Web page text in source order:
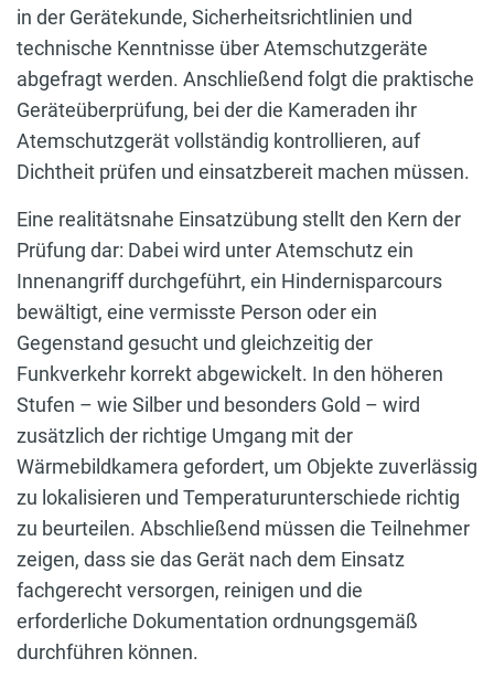
in der Gerätekunde, Sicherheitsrichtlinien und
technische Kenntnisse über Atemschutzgeräte
abgefragt werden. Anschließend folgt die praktische
Geräteüberprüfung, bei der die Kameraden ihr
Atemschutzgerät vollständig kontrollieren, auf
Dichtheit prüfen und einsatzbereit machen müssen.
Eine realitätsnahe Einsatzübung stellt den Kern der
Prüfung dar: Dabei wird unter Atemschutz ein
Innenangriff durchgeführt, ein Hindernisparcours
bewältigt, eine vermisste Person oder ein
Gegenstand gesucht und gleichzeitig der
Funkverkehr korrekt abgewickelt. In den höheren
Stufen – wie Silber und besonders Gold – wird
zusätzlich der richtige Umgang mit der
Wärmebildkamera gefordert, um Objekte zuverlässig
zu lokalisieren und Temperaturunterschiede richtig
zu beurteilen. Abschließend müssen die Teilnehmer
zeigen, dass sie das Gerät nach dem Einsatz
fachgerecht versorgen, reinigen und die
erforderliche Dokumentation ordnungsgemäß
durchführen können.